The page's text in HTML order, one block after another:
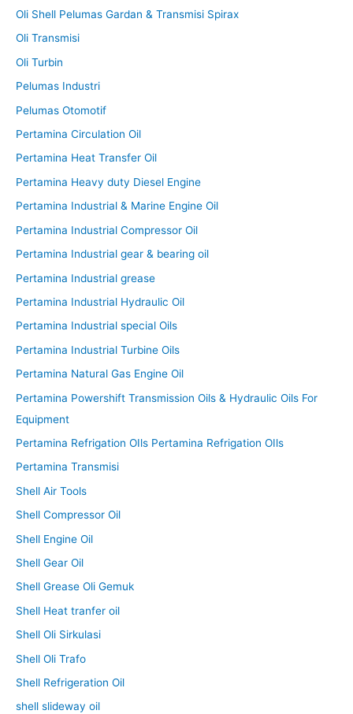
Oli Shell Pelumas Gardan & Transmisi Spirax
Oli Transmisi
Oli Turbin
Pelumas Industri
Pelumas Otomotif
Pertamina Circulation Oil
Pertamina Heat Transfer Oil
Pertamina Heavy duty Diesel Engine
Pertamina Industrial & Marine Engine Oil
Pertamina Industrial Compressor Oil
Pertamina Industrial gear & bearing oil
Pertamina Industrial grease
Pertamina Industrial Hydraulic Oil
Pertamina Industrial special Oils
Pertamina Industrial Turbine Oils
Pertamina Natural Gas Engine Oil
Pertamina Powershift Transmission Oils & Hydraulic Oils For
Equipment
Pertamina Refrigation OIls Pertamina Refrigation OIls
Pertamina Transmisi
Shell Air Tools
Shell Compressor Oil
Shell Engine Oil
Shell Gear Oil
Shell Grease Oli Gemuk
Shell Heat tranfer oil
Shell Oli Sirkulasi
Shell Oli Trafo
Shell Refrigeration Oil
shell slideway oil